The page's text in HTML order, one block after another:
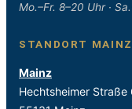
Mo.–Fr. 8–20 Uhr ·
STANDORT MAINZ
Mainz
Hechtsheimer Straße